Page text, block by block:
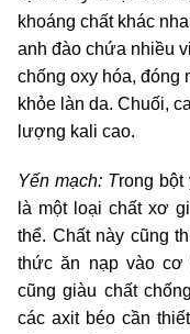
khoáng chất khác
anh đào chứa nhiều
chống oxy hóa, đóng
khỏe làn da. Chuối,
lượng kali cao.
Yến mạch: Trong bột
là một loại chất xơ
thể. Chất này cũng
thức ăn nạp vào cơ
cũng giàu chất
các axit béo cần